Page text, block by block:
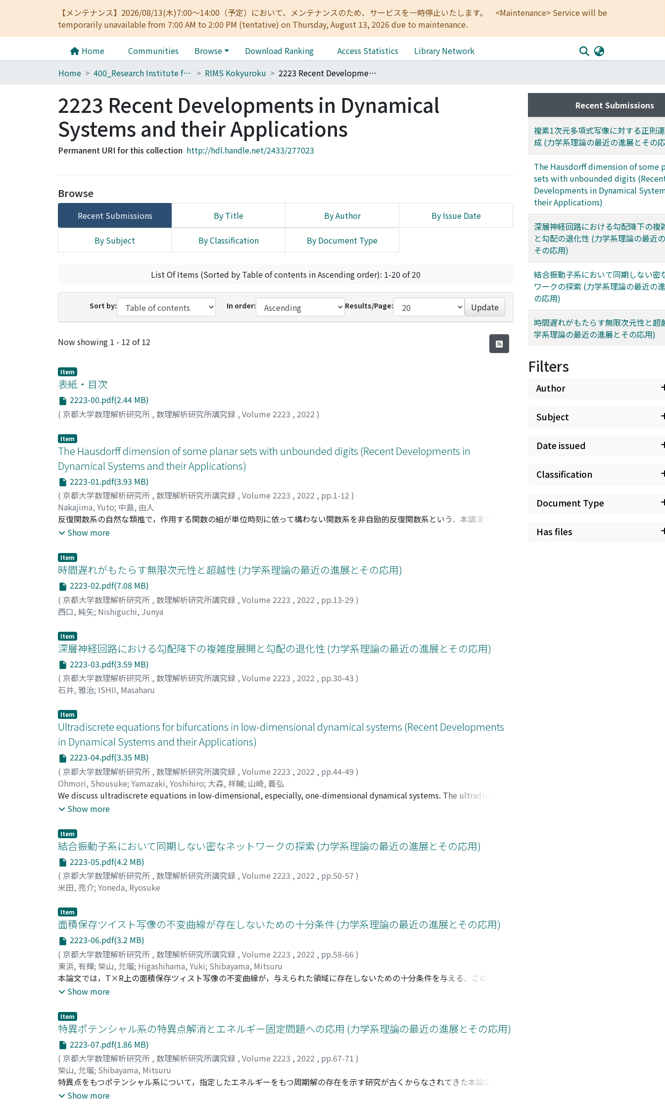
【メンテナンス】2026/08/13(木)7:00～14:00（予定）において、メンテナンスのため、サービスを一時停止いたします。 <Maintenance> Service will be
temporarily unavailable from 7:00 AM to 2:00 PM (tentative) on Thursday, August 13, 2026 due to maintenance.
Home Communities Browse Download Ranking Access Statistics
Library Network
Home
400_Research Institute for Mathematical Sciences RIMS Kokyuroku 2223 Recent Developments in Dynamical Systems and their Applications
2223 Recent Developments in Dynamical
Systems and their Applications
Permanent URI for this collection http://hdl.handle.net/2433/277023
Browse
Recent Submissions By Title By Author By Issue Date
By Subject By Classification By Document Type
List Of Items (Sorted by Table of contents in Ascending order): 1-20 of 20
Sort by: In order: Results/Page: Update
Recent Submissions
Now showing 1 - 12 of 12
Item
表紙・目次
2223-00.pdf(2.44 MB)
( 京都大学数理解析研究所 , 数理解析研究所講究録 , Volume 2223 , 2022 )
Item
The Hausdorff dimension of some planar sets with unbounded digits (Recent Developments in
Dynamical Systems and their Applications)
2223-01.pdf(3.93 MB)
( 京都大学数理解析研究所 , 数理解析研究所講究録 , Volume 2223 , 2022 , pp.1-12 )
Nakajima, Yuto; 中島, 由人
反復関数系の自然な類推で，作用する関数の組が単位時刻に依って構わない関数系を非自励的反復関数系という．本講演で扱う
非自励的反復関数系は，単位円盤内の点でパラメータ付けられ，単位時刻毎に作用する関数の組は常に，平面上の二つの縮小的
を有するものを考えるすると，単位円盤内の点でパラメータ付けられた極限集合が定義される．上記設定下で，「横断性」とい
う性質を持つパラメータ集合上の二次元ルベーグ測度に関するほとんど全てのパラメータに対応した極限集合のハウスドルフ次
元を計算するまた，例外的なパラメータ集合のハウスドルフ次元の上からの評価も与える．
Show more
Item
時間遅れがもたらす無限次元性と超越性 (力学系理論の最近の進展とその応用)
2223-02.pdf(7.08 MB)
( 京都大学数理解析研究所 , 数理解析研究所講究録 , Volume 2223 , 2022 , pp.13-29 )
西口, 純矢; Nishiguchi, Junya
Item
深層神経回路における勾配降下の複雑度展開と勾配の退化性 (力学系理論の最近の進展とその応用)
2223-03.pdf(3.59 MB)
( 京都大学数理解析研究所 , 数理解析研究所講究録 , Volume 2223 , 2022 , pp.30-43 )
石井, 雅治; ISHII, Masaharu
Item
Ultradiscrete equations for bifurcations in low-dimensional dynamical systems (Recent Developments
in Dynamical Systems and their Applications)
2223-04.pdf(3.35 MB)
( 京都大学数理解析研究所 , 数理解析研究所講究録 , Volume 2223 , 2022 , pp.44-49 )
Ohmori, Shousuke; Yamazaki, Yoshihiro; 大森, 祥輔; 山崎, 義弘
We discuss ultradiscrete equations in low-dimensional, especially, one-dimensional dynamical systems. The ultradiscrete
equations are derived from the normal forms of the local bifurcations i.e., saddle-node, transcretical and pitchfork
properties of the obtained ultradiscrete equations are revealed. In particular, we show that these ultradiscrete equations
exhibit the bifurcations characterized by piecewise linearity, say ultradiscrete bifurcations.
Show more
Item
結合振動子系において同期しない密なネットワークの探索 (力学系理論の最近の進展とその応用)
2223-05.pdf(4.2 MB)
( 京都大学数理解析研究所 , 数理解析研究所講究録 , Volume 2223 , 2022 , pp.50-57 )
米田, 亮介; Yoneda, Ryosuke
Item
面積保存ツイスト写像の不変曲線が存在しないための十分条件 (力学系理論の最近の進展とその応用)
2223-06.pdf(3.2 MB)
( 京都大学数理解析研究所 , 数理解析研究所講究録 , Volume 2223 , 2022 , pp.58-66 )
東浜, 有輝; 柴山, 允瑠; Higashihama, Yuki; Shibayama, Mitsuru
本論文では，T×R上の面積保存ツィスト写像の不変曲線が，与えられた領域に存在しないための十分条件を与える．この十分条
件を用いて，standardmapと，それに高周波の摂動項を加えた写像について不変曲線が存在しないような摂動パラメータに関す
Show more
Item
特異ポテンシャル系の特異点解消とエネルギー固定問題への応用 (力学系理論の最近の進展とその応用)
2223-07.pdf(1.86 MB)
( 京都大学数理解析研究所 , 数理解析研究所講究録 , Volume 2223 , 2022 , pp.67-71 )
柴山, 允瑠; Shibayama, Mitsuru
特異点をもつポテンシャル系について，指定したエネルギーをもつ周期解の存在を示す研究が古くからなされてきた本論文で
は，特異点を正則化し，滑らかなポテンシャル系に変換することによるこの問題への試みについて紹介する．
Show more
Recent Submissions
複素1次元多項式写像に対する正則
成 (力学系理論の最近の進展とその
The Hausdorff dimension of some
sets with unbounded digits
Developments in Dynamical
their Applications)
深層神経回路における勾配降下の複
と勾配の退化性 (力学系理論の最近
その応用)
結合振動子系において同期しない密
ワークの探索 (力学系理論の最近の
の応用)
時間遅れがもたらす無限次元性と超
学系理論の最近の進展とその応用)
Filters
Author
Subject
Date issued
Classification
Document Type
Has files